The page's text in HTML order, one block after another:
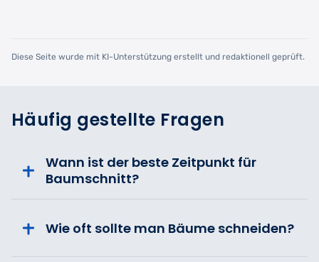
Diese Seite wurde mit KI-Unterstützung erstellt und redaktionell geprüft.
Häufig gestellte Fragen
Wann ist der beste Zeitpunkt für
Baumschnitt?
Wie oft sollte man Bäume schneiden?